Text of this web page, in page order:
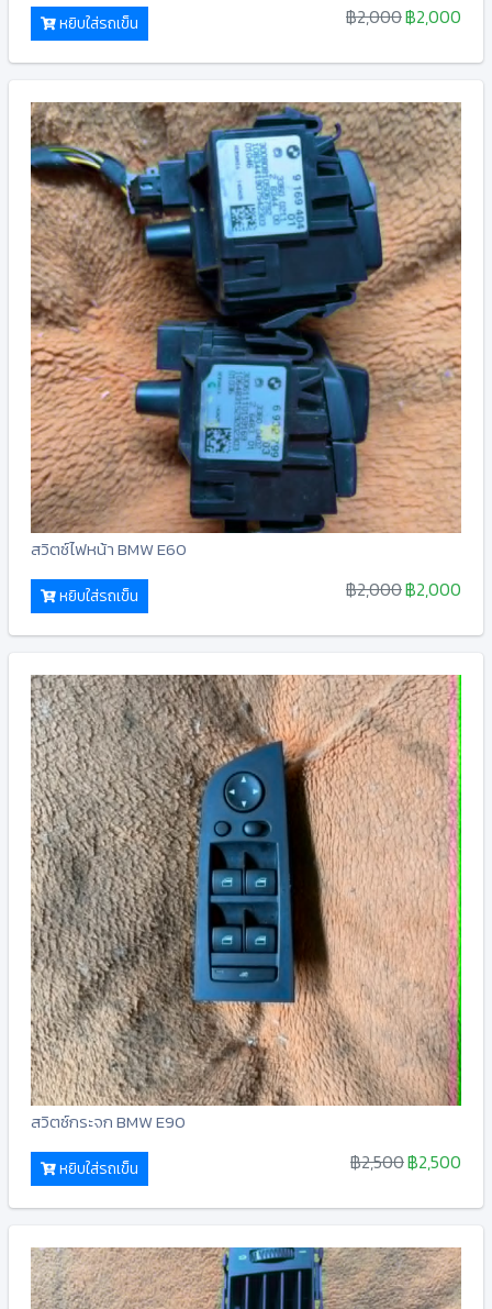
หยิบใส่รถเข็น ฿2,000฿2,000
สวิตซ์ไฟหน้า BMW E60
หยิบใส่รถเข็น ฿2,000฿2,000
สวิตซ์กระจก BMW E90
หยิบใส่รถเข็น ฿2,500฿2,500